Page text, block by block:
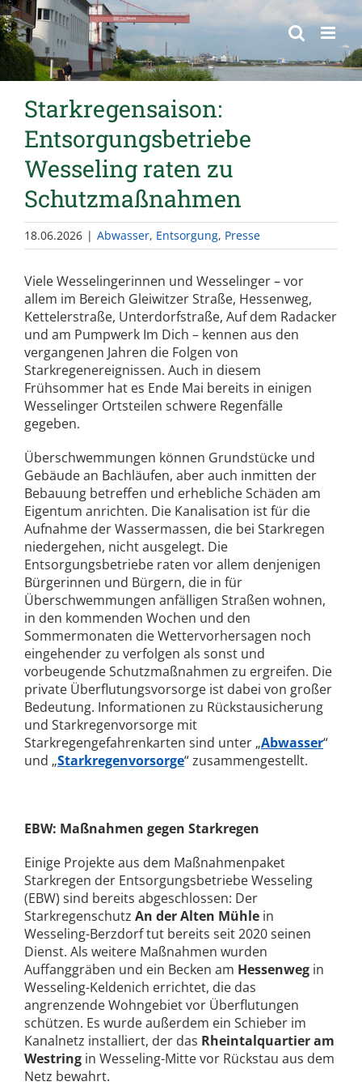
springen
Starkregensaison:
Entsorgungsbetriebe
Wesseling raten zu
Schutzmaßnahmen
18.06.2026 | Abwasser, Entsorgung, Presse
Viele Wesselingerinnen und Wesselinger – vor
allem im Bereich Gleiwitzer Straße, Hessenweg,
Kettelerstraße, Unterdorfstraße, Auf dem Radacker
und am Pumpwerk Im Dich – kennen aus den
vergangenen Jahren die Folgen von
Starkregenereignissen. Auch in diesem
Frühsommer hat es Ende Mai bereits in einigen
Wesselinger Ortsteilen schwere Regenfälle
gegeben.
Überschwemmungen können Grundstücke und
Gebäude an Bachläufen, aber auch inmitten der
Bebauung betreffen und erhebliche Schäden am
Eigentum anrichten. Die Kanalisation ist für die
Aufnahme der Wassermassen, die bei Starkregen
niedergehen, nicht ausgelegt. Die
Entsorgungsbetriebe raten vor allem denjenigen
Bürgerinnen und Bürgern, die in für
Überschwemmungen anfälligen Straßen wohnen,
in den kommenden Wochen und den
Sommermonaten die Wettervorhersagen noch
eingehender zu verfolgen als sonst und
vorbeugende Schutzmaßnahmen zu ergreifen. Die
private Überflutungsvorsorge ist dabei von großer
Bedeutung. Informationen zu Rückstausicherung
und Starkregenvorsorge mit
Starkregengefahrenkarten sind unter „Abwasser“
und „Starkregenvorsorge“ zusammengestellt.
EBW: Maßnahmen gegen Starkregen
Einige Projekte aus dem Maßnahmenpaket
Starkregen der Entsorgungsbetriebe Wesseling
(EBW) sind bereits abgeschlossen: Der
Starkregenschutz An der Alten Mühle in
Wesseling-Berzdorf tut bereits seit 2020 seinen
Dienst. Als weitere Maßnahmen wurden
Auffanggräben und ein Becken am Hessenweg in
Wesseling-Keldenich errichtet, die das
angrenzende Wohngebiet vor Überflutungen
schützen. Es wurde außerdem ein Schieber im
Kanalnetz installiert, der das Rheintalquartier am
Westring in Wesseling-Mitte vor Rückstau aus dem
Netz bewahrt.